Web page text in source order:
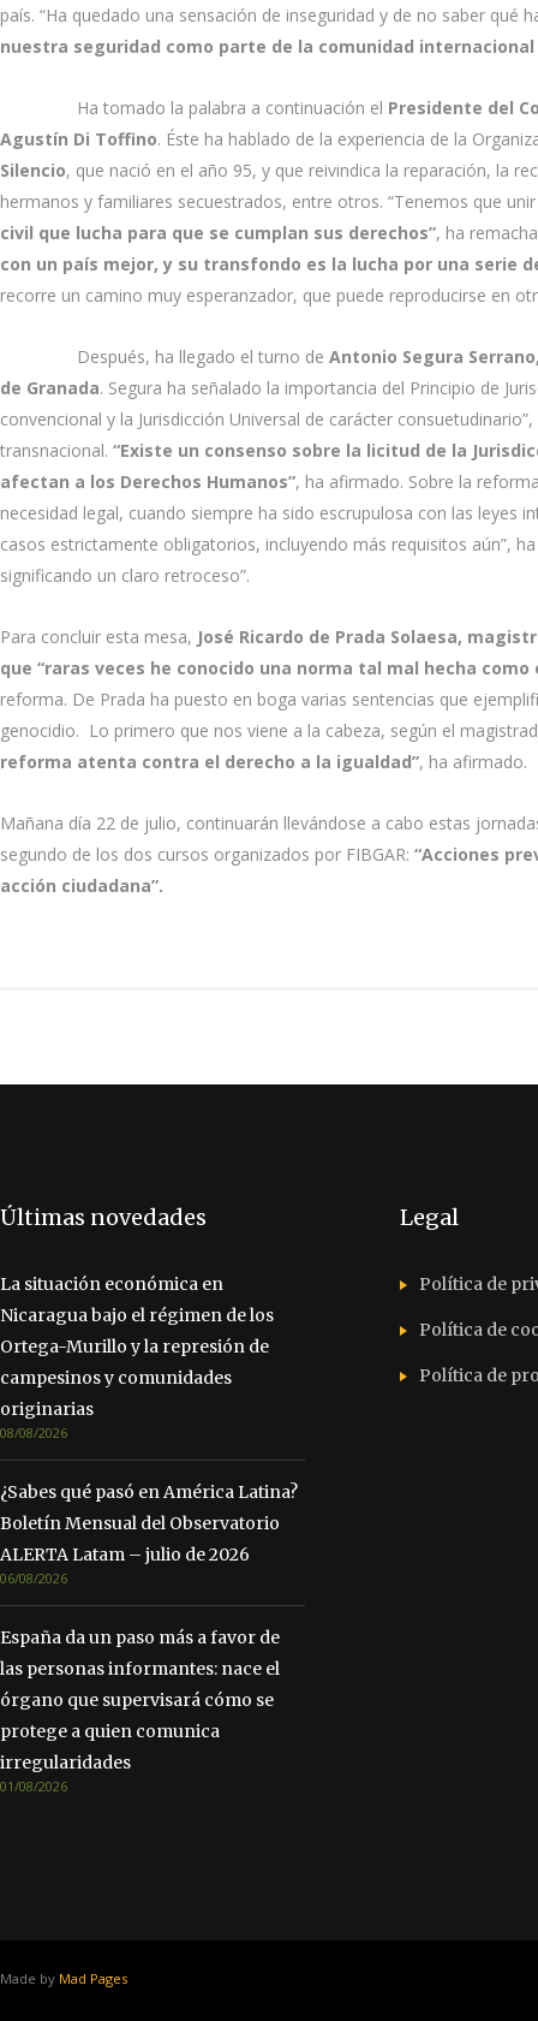
país. “Ha quedado una sensación de inseguridad y de no saber qué
nuestra seguridad como parte de la comunidad
Ha tomado la palabra a continuación el Presidente del
Agustín Di Toffino. Éste ha hablado de la experiencia de la
Silencio, que nació en el año 95, y que reivindica la reparación, la
hermanos y familiares secuestrados, entre otros. “Tenemos que
civil que lucha para que se cumplan sus derechos”, ha
con un país mejor, y su transfondo es la lucha por una serie
recorre un camino muy esperanzador, que puede reproducirse en
Después, ha llegado el turno de Antonio Segura
de Granada. Segura ha señalado la importancia del Principio de
convencional y la Jurisdicción Universal de carácter
transnacional. “Existe un consenso sobre la licitud de la
afectan a los Derechos Humanos”, ha afirmado. Sobre la
necesidad legal, cuando siempre ha sido escrupulosa con las leyes
casos estrictamente obligatorios, incluyendo más requisitos aún”,
significando un claro retroceso”.
Para concluir esta mesa, José Ricardo de Prada Solaesa,
que “raras veces he conocido una norma tal mal hecha como
reforma. De Prada ha puesto en boga varias sentencias que
genocidio. Lo primero que nos viene a la cabeza, según el
reforma atenta contra el derecho a la igualdad”, ha afirmado.
Mañana día 22 de julio, continuarán llevándose a cabo estas
segundo de los dos cursos organizados por FIBGAR: “Acciones
acción ciudadana”.
Últimas novedades
La situación económica en
Nicaragua bajo el régimen de los
Ortega-Murillo y la represión de
campesinos y comunidades
originarias
08/08/2026
¿Sabes qué pasó en América Latina?
Boletín Mensual del Observatorio
ALERTA Latam – julio de 2026
06/08/2026
España da un paso más a favor de
las personas informantes: nace el
órgano que supervisará cómo se
protege a quien comunica
irregularidades
01/08/2026
Legal
Política de
Política de
Política de
Made by Mad Pages